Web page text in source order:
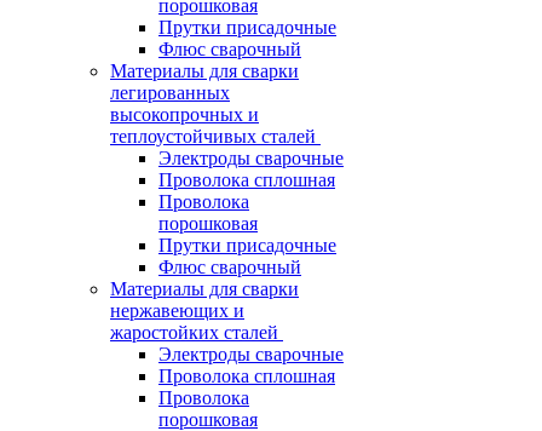
порошковая
Прутки присадочные
Флюс сварочный
Материалы для сварки
легированных
высокопрочных и
теплоустойчивых сталей
Электроды сварочные
Проволока сплошная
Проволока
порошковая
Прутки присадочные
Флюс сварочный
Материалы для сварки
нержавеющих и
жаростойких сталей
Электроды сварочные
Проволока сплошная
Проволока
порошковая